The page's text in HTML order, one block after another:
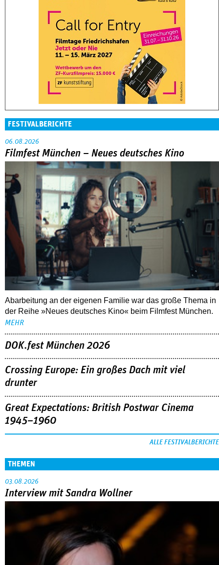
FESTIVALBERICHTE
06.08.2026
Filmfest München – Neues deutsches Kino
Abarbeitung an der eigenen Familie war das große Thema in
der Reihe »Neues deutsches Kino« beim Filmfest München.
MEHR
DOK.fest München 2026
Crossing Europe: Ein großes Dach mit viel
drunter
Great Expectations: British Postwar Cinema
1945–1960
ALLE FESTIVALBERICHTE
THEMEN
03.08.2026
Interview mit Sandra Wollner